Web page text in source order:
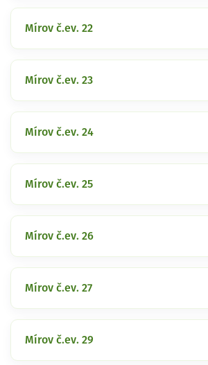
Mírov č.ev. 22
Mírov č.ev. 23
Mírov č.ev. 24
Mírov č.ev. 25
Mírov č.ev. 26
Mírov č.ev. 27
Mírov č.ev. 29